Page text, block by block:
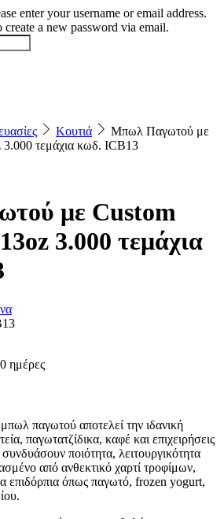
enter your username or email address.
a new password via email.
Κουτιά
Μπωλ Παγωτού με
τεμάχια κωδ. ICB13
με Custom
3.000 τεμάχια
ημέρες
παγωτού αποτελεί την ιδανική
παγωτατζίδικα, καφέ και επιχειρήσεις
ποιότητα, λειτουργικότητα
από ανθεκτικό χαρτί τροφίμων,
επιδόρπια όπως παγωτό, frozen yogurt,